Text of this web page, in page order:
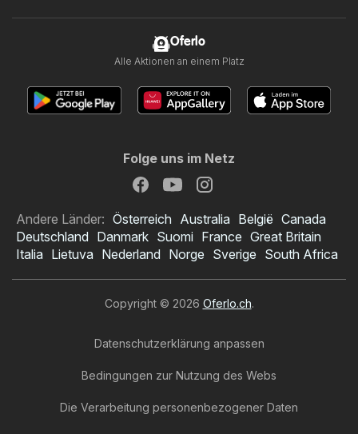
Oferlo
Alle Aktionen an einem Platz
Folge uns im Netz
Andere Länder: Österreich Australia België Canada
Deutschland Danmark Suomi France Great Britain
Italia Lietuva Nederland Norge Sverige South Africa
Copyright © 2026 Oferlo.ch.
Datenschutzerklärung anpassen
Bedingungen zur Nutzung des Webs
Die Verarbeitung personenbezogener Daten